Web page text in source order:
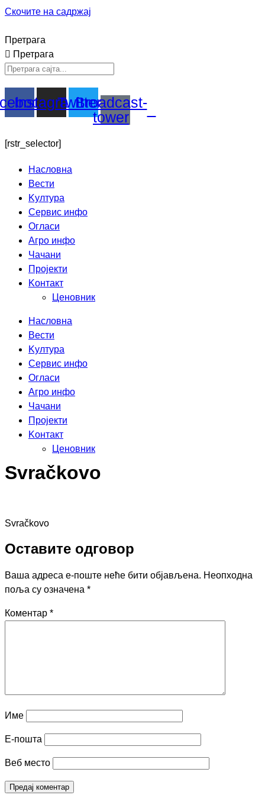
Скочите на садржај
Претрага
Претрага
InstagramTwitter
Broadcast-
tower
[rstr_selector]
Насловна
Вести
Kултура
Сервис инфо
Огласи
Агро инфо
Чачани
Пројекти
Kонтакт
Ценовник
Насловна
Вести
Kултура
Сервис инфо
Огласи
Агро инфо
Чачани
Пројекти
Kонтакт
Ценовник
Svračkovo
Svračkovo
Оставите одговор
Ваша адреса е-поште неће бити објављена. Неопходна
поља су означена *
Коментар *
Име
Е-пошта
Веб место